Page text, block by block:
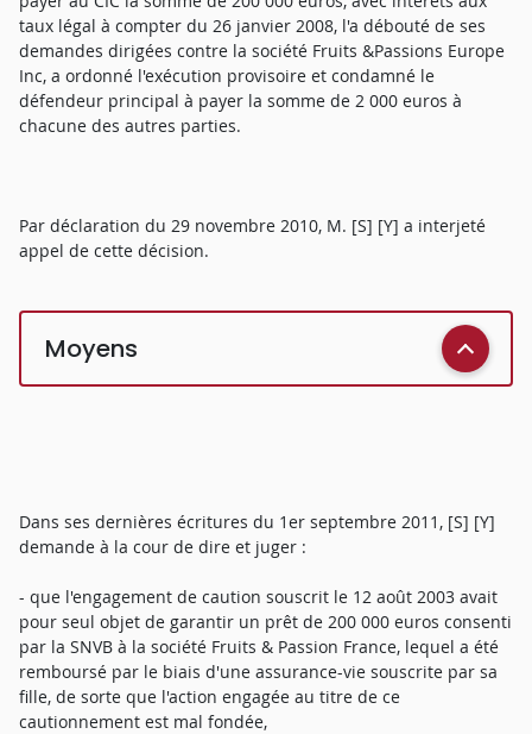
taux légal à compter du 26 janvier 2008, l'a débouté de ses
demandes dirigées contre la société Fruits &Passions Europe
Inc, a ordonné l'exécution provisoire et condamné le
défendeur principal à payer la somme de 2 000 euros à
chacune des autres parties.
Par déclaration du 29 novembre 2010, M. [S] [Y] a interjeté
appel de cette décision.
Moyens
Dans ses dernières écritures du 1er septembre 2011, [S] [Y]
demande à la cour de dire et juger :
- que l'engagement de caution souscrit le 12 août 2003 avait
pour seul objet de garantir un prêt de 200 000 euros consenti
par la SNVB à la société Fruits & Passion France, lequel a été
remboursé par le biais d'une assurance-vie souscrite par sa
fille, de sorte que l'action engagée au titre de ce
cautionnement est mal fondée,